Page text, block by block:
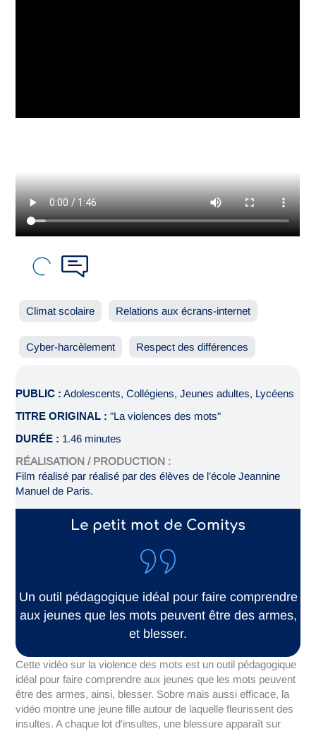
Climat scolaire Relations aux écrans-internet
Cyber-harcèlement Respect des différences
PUBLIC : Adolescents, Collégiens, Jeunes adultes, Lycéens
TITRE ORIGINAL : "La violences des mots"
DURÉE : 1.46 minutes
RÉALISATION / PRODUCTION :
Film réalisé par réalisé par des élèves de l’école Jeannine
Manuel de Paris.
Le petit mot de Comitys
Un outil pédagogique idéal pour faire comprendre
aux jeunes que les mots peuvent être des armes,
et blesser.
Cette vidéo sur la violence des mots est un outil pédagogique
idéal pour faire comprendre aux jeunes que les mots peuvent
être des armes, ainsi, blesser. Sobre mais aussi efficace, la
vidéo montre une jeune fille autour de laquelle fleurissent des
insultes. A chaque lot d'insultes, une blessure apparaît sur